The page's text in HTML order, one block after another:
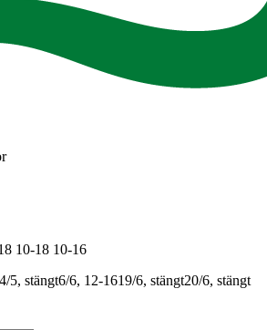
10-18 10-16
5, stängt6/6, 12-1619/6, stängt20/6, stängt